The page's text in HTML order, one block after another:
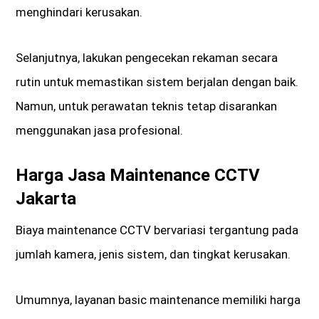
menghindari kerusakan.
Selanjutnya, lakukan pengecekan rekaman secara
rutin untuk memastikan sistem berjalan dengan baik.
Namun, untuk perawatan teknis tetap disarankan
menggunakan jasa profesional.
Harga Jasa Maintenance CCTV
Jakarta
Biaya maintenance CCTV bervariasi tergantung pada
jumlah kamera, jenis sistem, dan tingkat kerusakan.
Umumnya, layanan basic maintenance memiliki harga